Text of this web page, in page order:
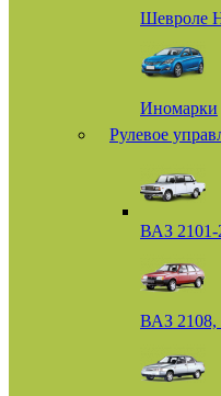
Шевроле
Иномарки
Рулевое
ВАЗ 2101-
ВАЗ 2108,